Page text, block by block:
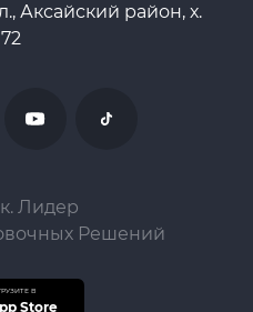
Аксайский район, х.
Лидер
Решений